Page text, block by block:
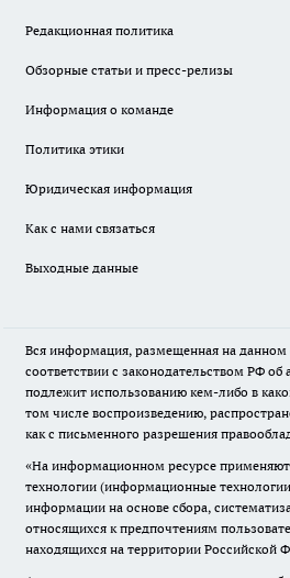
Редакционная политика
Обзорные статьи и пресс-релизы
Информация о команде
Политика этики
Юридическая информация
Как с нами связаться
Выходные данные
Вся информация, размещенная на данном
соответствии с законодательством РФ об
подлежит использованию кем-либо в
том числе воспроизведению,
как с письменного разрешения
«На информационном ресурсе
технологии (информационные
информации на основе сбора,
относящихся к предпочтениям
находящихся на территории Российской